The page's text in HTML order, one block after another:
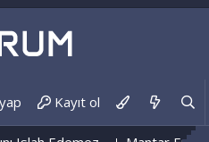
Kayıt ol